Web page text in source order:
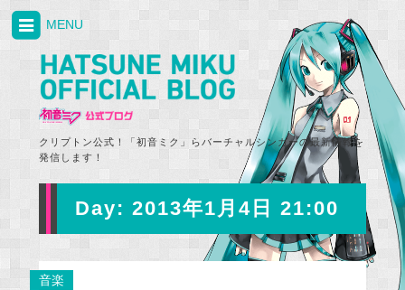
クリプトン公式！「初音ミク」らバーチャルシンガーの最新情報を
発信します！
MENU
Day: 2013年1月4日 21:00
音楽